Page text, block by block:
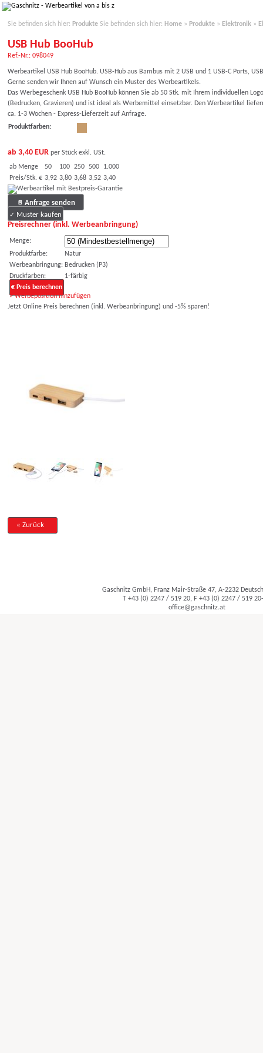
Sie befinden sich hier: Produkte Sie befinden sich hier: Home » Produkte » Elektronik »
USB Hub BooHub
Ref.-Nr.: 098049
Werbeartikel USB Hub BooHub. USB-Hub aus Bambus mit 2 USB und 1 USB-C Ports,
Gerne senden wir Ihnen auf Wunsch ein Muster des Werbeartikels.
Das Werbegeschenk USB Hub BooHub können Sie ab 50 Stk. mit Ihrem individuellen
(Bedrucken, Gravieren) und ist ideal als Werbemittel einsetzbar. Den Werbeartikel
ca. 1-3 Wochen - Express-Lieferzeit auf Anfrage.
Produktfarben:
ab 3,40 EUR per Stück exkl. USt.
ab Menge
50 100 250 500
1.000
Preis/Stk. € 3,92 3,80 3,68 3,52 3,40
Anfrage senden
Muster kaufen
Preisrechner (inkl. Werbeanbringung)
Menge:
Produktfarbe:
Natur
Werbeanbringung: Bedrucken (P3)
Druckfarben:
1-färbig
€ Preis berechnen
> Werbeposition hinzufügen
Jetzt Online Preis berechnen (inkl. Werbeanbringung) und -5% sparen!
« Zurück
Gaschnitz GmbH, Franz Mair-Straße 47, A-2232
T +43 (0) 2247 / 519 20, F +43 (0) 2247 / 519
office@gaschnitz.at